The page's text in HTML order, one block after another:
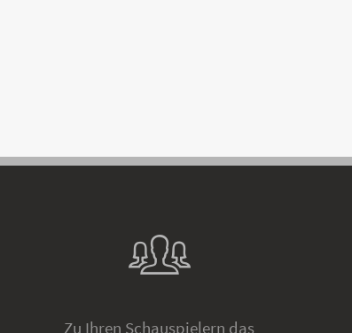
Zu Ihren Schauspielern das